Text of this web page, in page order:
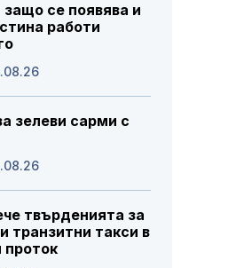
се появява и
работи
зелеви сарми с
твърденията за
транзитни такси в
проток